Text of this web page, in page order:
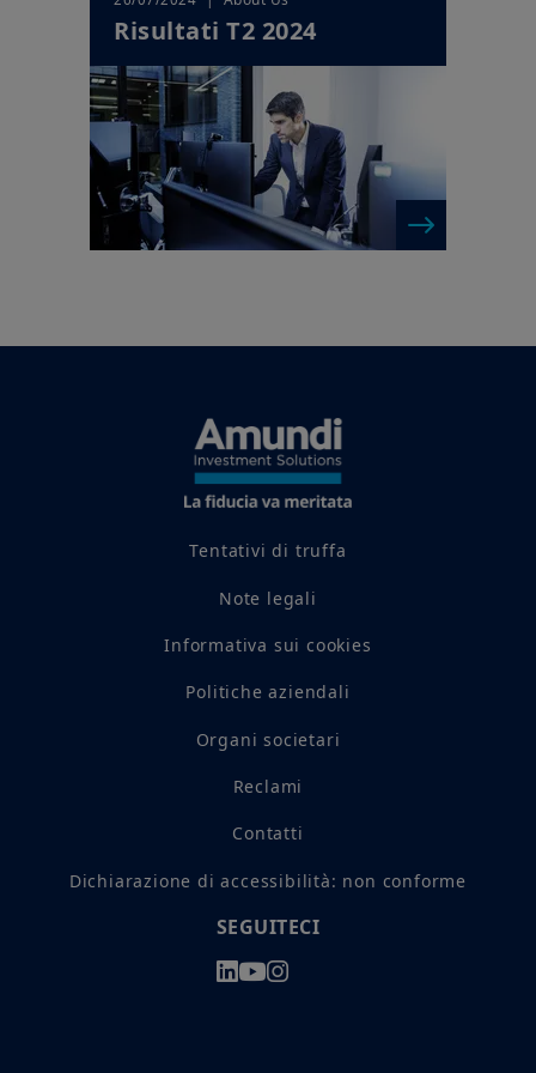
Risultati T2 2024
Tentativi di truffa
Note legali
Informativa sui cookies
Politiche aziendali
Organi societari
Reclami
Contatti
Dichiarazione di accessibilità: non conforme
SEGUITECI